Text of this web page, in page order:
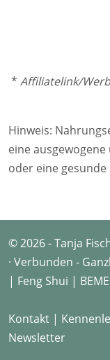
* Affiliatelink/
Hinweis:
eine
oder eine gesunde
© 2026 - Tanja
· Verbunden -
| Feng Shui |
Kontakt |
Newsletter